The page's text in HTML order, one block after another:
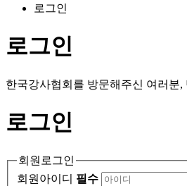
로그인
로그인
한국강사협회를 방문해주신 여러분,
로그인
회원로그인
회원아이디 필수